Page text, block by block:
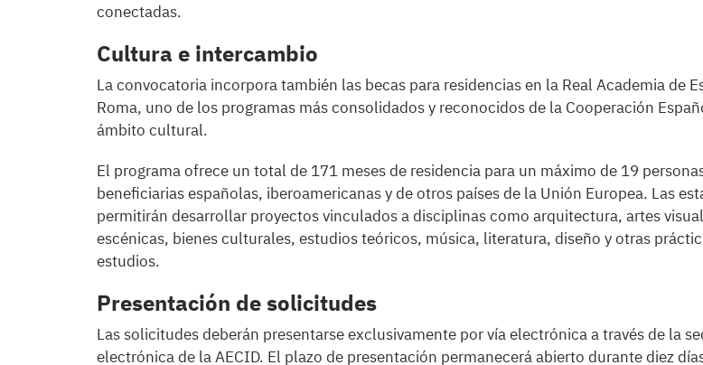
conectadas.
Cultura e intercambio
La convocatoria incorpora también las becas para residencias en la Real Academia de
Roma, uno de los programas más consolidados y reconocidos de la Cooperación
ámbito cultural.
El programa ofrece un total de 171 meses de residencia para un máximo de 19
beneficiarias españolas, iberoamericanas y de otros países de la Unión Europea. Las
permitirán desarrollar proyectos vinculados a disciplinas como arquitectura, artes
escénicas, bienes culturales, estudios teóricos, música, literatura, diseño y otras
estudios.
Presentación de solicitudes
Las solicitudes deberán presentarse exclusivamente por vía electrónica a través de la
electrónica de la AECID. El plazo de presentación permanecerá abierto durante diez